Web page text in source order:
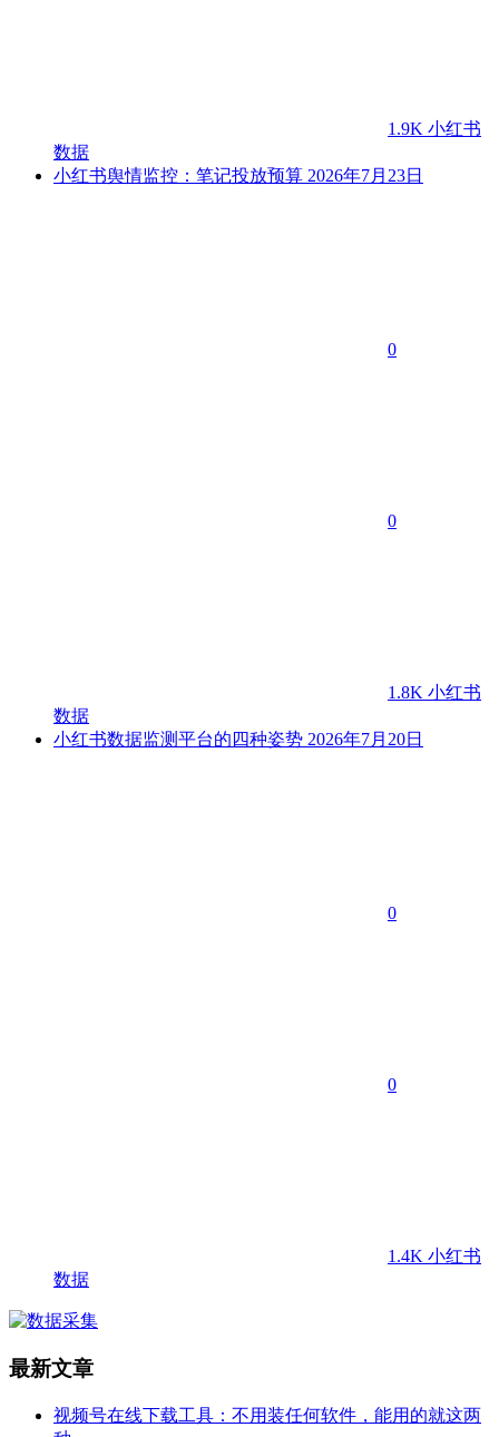
1.9K 小红书
数据
小红书舆情监控：笔记投放预算 2026年7月23日
0
0
1.8K 小红书
数据
小红书数据监测平台的四种姿势 2026年7月20日
0
0
1.4K 小红书
数据
最新文章
视频号在线下载工具：不用装任何软件，能用的就这两